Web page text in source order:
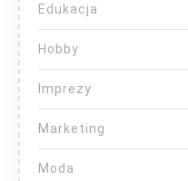
Edukacja
Hobby
Imprezy
Marketing
Moda